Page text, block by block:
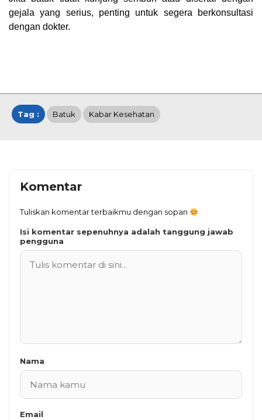
gejala yang serius, penting untuk segera berkonsultasi
dengan dokter.
Tag : Batuk Kabar Kesehatan
Komentar
Tuliskan komentar terbaikmu dengan sopan
Isi komentar sepenuhnya adalah tanggung jawab
pengguna
Nama
Email